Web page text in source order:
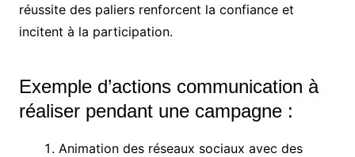
réussite des paliers renforcent la confiance et
incitent à la participation.
Exemple d’actions communication à
réaliser pendant une campagne :
Animation des réseaux sociaux avec des